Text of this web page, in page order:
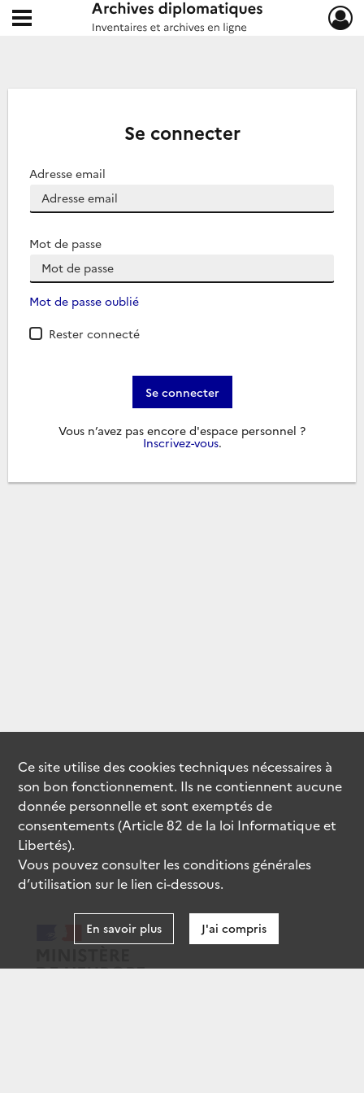
Archives diplomatiques
Ouvrir le menu déroulant
Se connecter
Adresse email
Mot de passe
Mot de passe oublié
Rester connecté
Se connecter
Vous n’avez pas encore d'espace personnel ?
Inscrivez-vous.
Ce site utilise descookiestechniques nécessaires à
son bon fonctionnement. Ils ne contiennent aucune
donnée personnelle et sont exemptés de
consentements (Article 82 de la loi Informatique et
Libertés).
Vous pouvez consulter les conditions générales
d’utilisation sur le lien ci-dessous.
En savoir plus J'ai compris